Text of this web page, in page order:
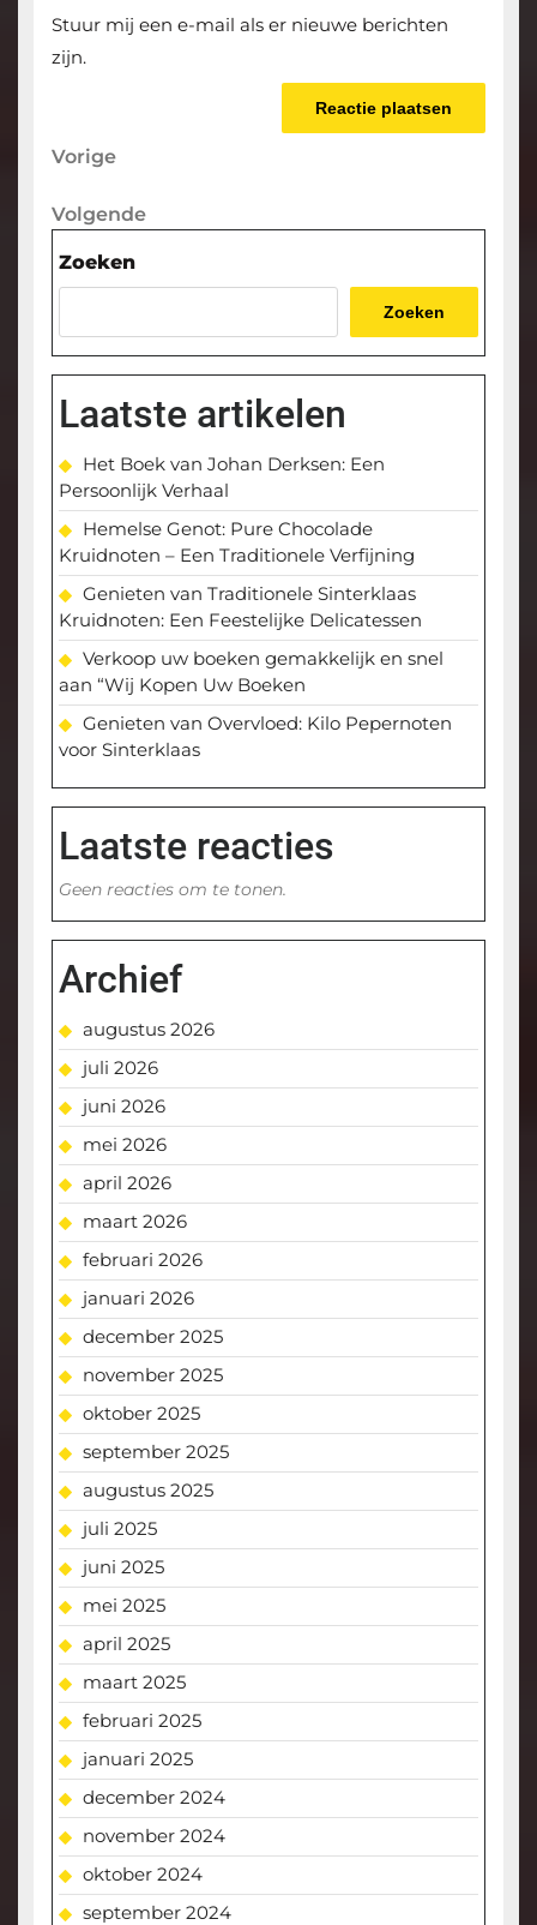
Stuur mij een e-mail als er nieuwe berichten
zijn.
Berichtnavigatie
Vorige
Vorige
Volgende
Volgende
Zoeken
Zoeken
Laatste artikelen
Het Boek van Johan Derksen: Een
Persoonlijk Verhaal
Hemelse Genot: Pure Chocolade
Kruidnoten – Een Traditionele Verfijning
Genieten van Traditionele Sinterklaas
Kruidnoten: Een Feestelijke Delicatessen
Verkoop uw boeken gemakkelijk en snel
aan “Wij Kopen Uw Boeken
Genieten van Overvloed: Kilo Pepernoten
voor Sinterklaas
Laatste reacties
Geen reacties om te tonen.
Archief
augustus 2026
juli 2026
juni 2026
mei 2026
april 2026
maart 2026
februari 2026
januari 2026
december 2025
november 2025
oktober 2025
september 2025
augustus 2025
juli 2025
juni 2025
mei 2025
april 2025
maart 2025
februari 2025
januari 2025
december 2024
november 2024
oktober 2024
september 2024